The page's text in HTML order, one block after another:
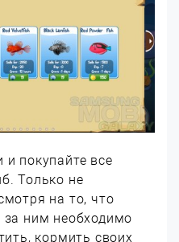
покупайте все
Только не
на то, что
ним необходимо
кормить своих